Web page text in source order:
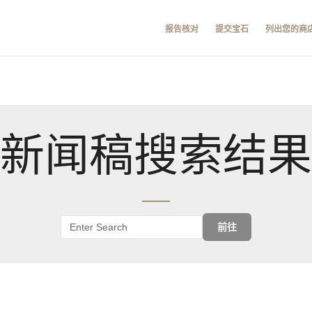
报告核对 提交宝石 列出您的商
新闻稿搜索结果
前往